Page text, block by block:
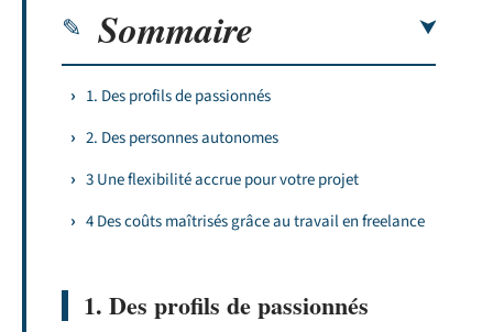
Sommaire
1. Des profils de passionnés
2. Des personnes autonomes
3 Une flexibilité accrue pour votre projet
4 Des coûts maîtrisés grâce au travail en freelance
1. Des profils de passionnés